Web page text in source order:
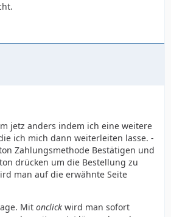
jetz anders indem ich eine weitere
ich mich dann weiterleiten lasse. -
Zahlungsmethode Bestätigen und
drücken um die Bestellung zu
man auf die erwähnte Seite
Mit onclick wird man sofort